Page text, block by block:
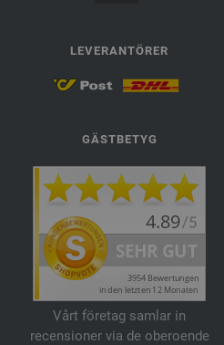
LEVERANTÖRER
GÄSTBETYG
Vårt företag samlar in
recensioner via de oberoende